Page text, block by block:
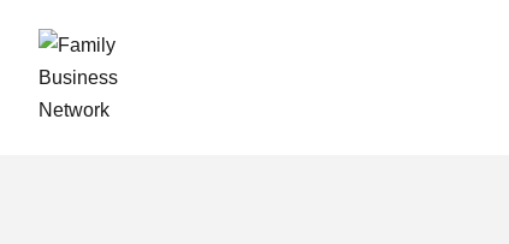
content